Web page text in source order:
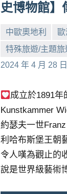
史博物館】
中歐奧地利
特殊旅遊/主題
2024 年 4 月 28 日
小
芳
No
comments
成立於1891年
Kunstkammer
約瑟夫一世
利哈布斯堡王朝
令人嘆為觀止的
說是世界級藝術